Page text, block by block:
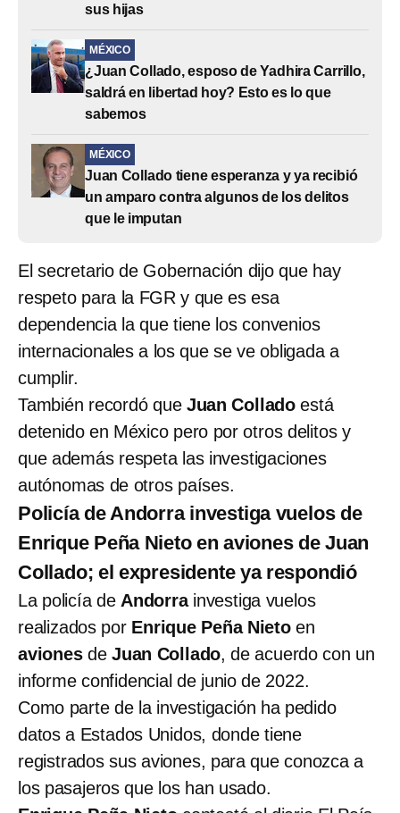
sus hijas
MÉXICO
¿Juan Collado, esposo de Yadhira Carrillo,
saldrá en libertad hoy? Esto es lo que
sabemos
MÉXICO
Juan Collado tiene esperanza y ya recibió
un amparo contra algunos de los delitos
que le imputan
El secretario de Gobernación dijo que hay
respeto para la FGR y que es esa
dependencia la que tiene los convenios
internacionales a los que se ve obligada a
cumplir.
También recordó que Juan Collado está
detenido en México pero por otros delitos y
que además respeta las investigaciones
autónomas de otros países.
Policía de Andorra investiga vuelos de
Enrique Peña Nieto en aviones de Juan
Collado; el expresidente ya respondió
La policía de Andorrainvestiga vuelos
realizados por Enrique Peña Nietoen
avionesdeJuan Collado, de acuerdo con un
informe confidencial de junio de 2022.
Como parte de la investigación ha pedido
datos a Estados Unidos, donde tiene
registrados sus aviones, para que conozca a
los pasajeros que los han usado.